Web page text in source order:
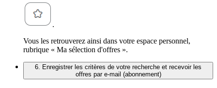
.
Vous les retrouverez ainsi dans votre espace personnel,
rubrique « Ma sélection d'offres ».
6. Enregistrer les critères de votre recherche et recevoir les
offres par e-mail (abonnement)